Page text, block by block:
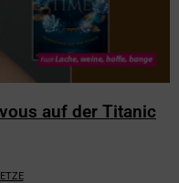
auf der Titanic